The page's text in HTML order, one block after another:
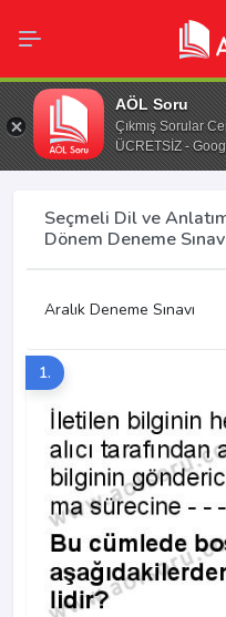
AÖL Soru
Çıkmış Sorular
ÜCRETSİZ -
Seçmeli Dil ve
Dönem Deneme
Aralık Deneme Sınavı
1.